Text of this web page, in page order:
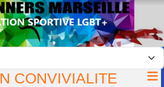
CONVIVIALITE
cookies